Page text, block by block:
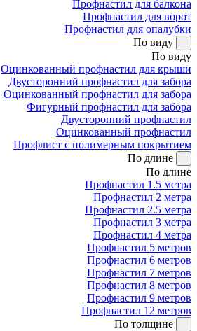
Профнастил для балкона
Профнастил для ворот
Профнастил для опалубки
По виду
По виду
Оцинкованный профнастил для крыши
Двусторонний профнастил для забора
Оцинкованный профнастил для забора
Фигурный профнастил для забора
Двусторонний профнастил
Оцинкованный профнастил
Профлист с полимерным покрытием
По длине
По длине
Профнастил 1.5 метра
Профнастил 2 метра
Профнастил 2.5 метра
Профнастил 3 метра
Профнастил 4 метра
Профнастил 5 метров
Профнастил 6 метров
Профнастил 7 метров
Профнастил 8 метров
Профнастил 9 метров
Профнастил 12 метров
По толщине